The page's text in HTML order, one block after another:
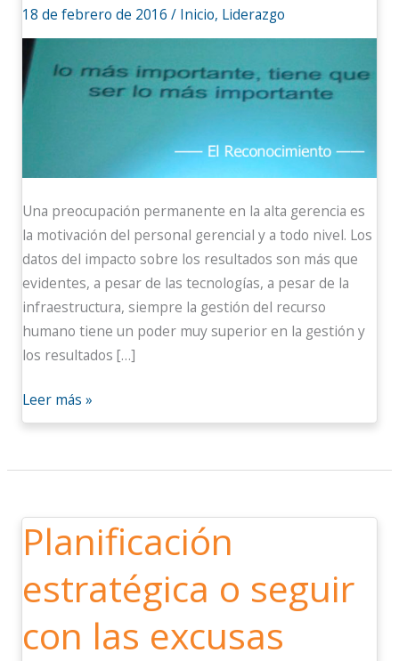
18 de febrero de 2016 / Inicio, Liderazgo
Una preocupación permanente en la alta gerencia es
la motivación del personal gerencial y a todo nivel. Los
datos del impacto sobre los resultados son más que
evidentes, a pesar de las tecnologías, a pesar de la
infraestructura, siempre la gestión del recurso
humano tiene un poder muy superior en la gestión y
los resultados […]
Leer más »
Planificación
estratégica o seguir
con las excusas
Planificación
estratégica
seguir
las